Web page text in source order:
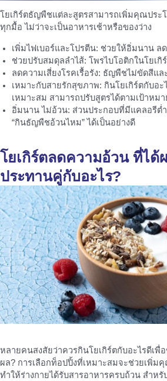
โยเกิร์ตธัญพืชแต่ละสูตรสามารถเพิ่มคุณประ
ทุกมื้อ ไม่ว่าจะเป็นอาหารเช้าหรือของว่าง
เพิ่มไฟเบอร์และโปรตีน: ช่วยให้อิ่มนาน ล
ช่วยปรับสมดุลลำไส้: โพรไบโอติกในโยเ
ลดความเสี่ยงโรคเรื้อรัง: ธัญพืชไม่ขัดสีแ
เหมาะกับสายรักสุขภาพ: กินโยเกิร์ตกับอ
เหมาะสม สามารถปรับสูตรได้ตามเป้าหม
อิ่มนาน ไม่อ้วน: ส่วนประกอบที่มีแคลอรีต่
“กินธัญพืชอ้วนไหม” ได้เป็นอย่างดี
โยเกิร์ตลดความอ้วน ที่ได้
ประทานคู่กับอะไร?
หลายคนสงสัยว่าควรกินโยเกิร์ตกับอะไรดีเพื่
ผล? การเลือกท็อปปิ้งที่เหมาะสมจะช่วยเพิ่ม
ทำให้ร่างกายได้รับสารอาหารครบถ้วน สำห